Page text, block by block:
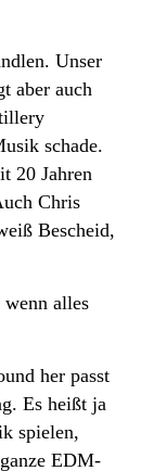
Unser
aber auch
schade.
20 Jahren
Chris
Bescheid,
wenn alles
her passt
Es heißt ja
spielen,
EDM-